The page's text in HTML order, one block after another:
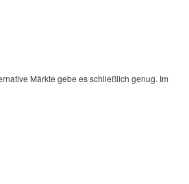
Märkte gebe es schließlich genug. Im